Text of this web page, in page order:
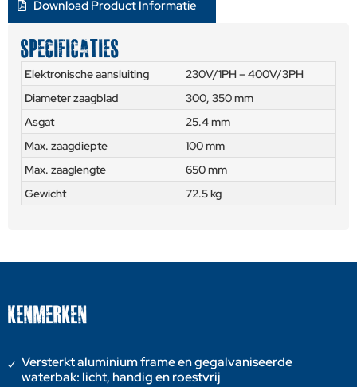
Download Product Informatie
SPECIFICATIES
Elektronische aansluiting
230V/1PH – 400V/3PH
Diameter zaagblad
300, 350 mm
Asgat
25.4 mm
Max. zaagdiepte
100 mm
Max. zaaglengte
650 mm
Gewicht
72.5 kg
KENMERKEN
Versterkt aluminium frame en gegalvaniseerde
waterbak: licht, handig en roestvrij